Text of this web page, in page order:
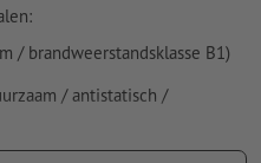
/ brandweerstandsklasse B1)
/ antistatisch /